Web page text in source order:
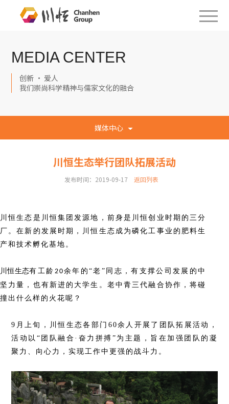
MEDIA CENTER
创新 · 爱人
我们崇尚科学精神与儒家文化的融合
媒体中心
川恒生态举行团队拓展活动
发布时间：2019-09-17 返回列表
川恒生态是川恒集团发源地，前身是川恒创业时期的三分
厂。在新的发展时期，川恒生态成为磷化工事业的肥料生
产和技术孵化基地。
川恒生态有工龄 20余年的“老”同志，有支撑公司发展的中
坚力量，也有新进的大学生。老中青三代融合协作，将碰
撞出什么样的火花呢？
9月上旬，川恒生态各部门60余人开展了团队拓展活动，
活动以“团队融合·奋力拼搏”为主题，旨在加强团队的凝
聚力、向心力，实现工作中更强的战斗力。